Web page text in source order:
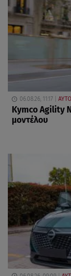
06.08.26, 11:17
Kymco Agility
μοντέλου